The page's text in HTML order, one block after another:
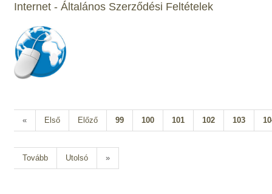
Internet - Általános Szerződési Feltételek
« Első Előző 99 100 101 102 103
Tovább Utolsó »